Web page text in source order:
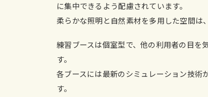
に集中できるよう配慮されています。
柔らかな照明と自然素材を多用した空間は
練習ブースは個室型で、他の利用者の目を
す。
各ブースには最新のシミュレーション技術
す。